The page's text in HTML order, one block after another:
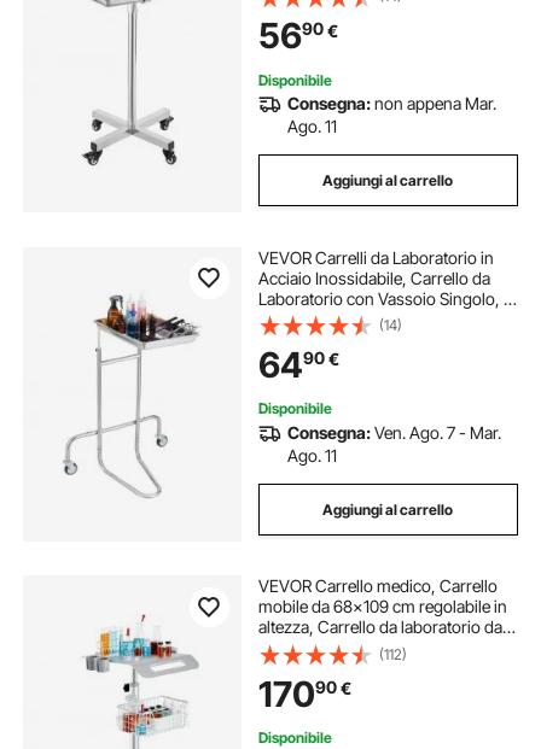
84-132,5 cm, Vassoio Rimovibile,
Carrello per Clinica Salone
Ospedale
5690€
Disponibile
Consegna:non appena Mar.
Ago. 11
Aggiungi al carrello
VEVOR Carrelli da Laboratorio in
Acciaio Inossidabile, Carrello da
Laboratorio con Vassoio Singolo, 2
Ruote Silenziose, Carrello da
Laboratorio con Rotelle per
Laboratorio, Clinica, Ospedale,
Salone
(14)
6490€
Disponibile
Consegna:Ven. Ago. 7 - Mar.
Ago. 11
Aggiungi al carrello
VEVOR Carrello medico, Carrello
mobile da 68x109 cm regolabile in
altezza, Carrello da laboratorio da
tavolo con rotelle per clinica,
bellezza e salone
(112)
17090€
Disponibile